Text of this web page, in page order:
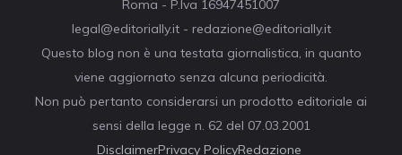
Roma - P.Iva 16947451007
legal@editorially.it - redazione@editorially.it
Questo blog non è una testata giornalistica, in quanto
viene aggiornato senza alcuna periodicità.
Non può pertanto considerarsi un prodotto editoriale ai
sensi della legge n. 62 del 07.03.2001
DisclaimerPrivacy PolicyRedazione